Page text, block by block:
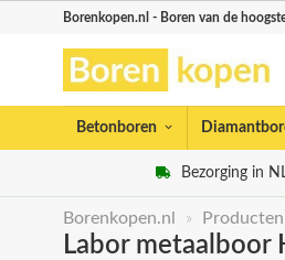
Borenkopen.nl - Boren van de
Betonboren
Bezorging in
Borenkopen.nl » Producten
Labor metaalboor